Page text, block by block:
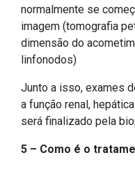
normalmente se
imagem (tomografia
dimensão do
linfonodos)
Junto a isso, exames
a função renal,
será finalizado pela
5 – Como é o